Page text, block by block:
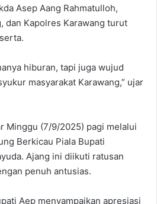
Asep Aang Rahmatulloh,
dan Kapolres Karawang turut
hiburan, tapi juga wujud
masyarakat Karawang,” ujar
Minggu (7/9/2025) pagi melalui
Berkicau Piala Bupati
Ajang ini diikuti ratusan
penuh antusias.
Aep menyampaikan apresiasi